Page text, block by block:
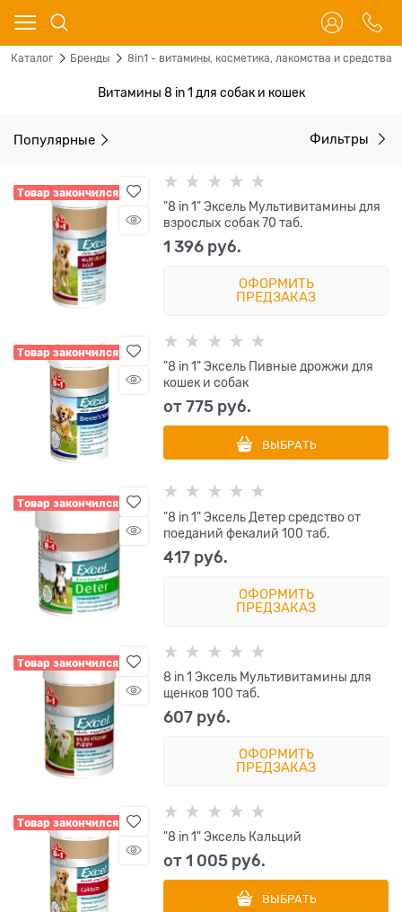
Каталог Бренды 8in1 - витамины, косметика, лакомства и средства
Витамины 8 in 1 для собак и кошек
Популярные Фильтры
Товар закончился
"8 in 1" Эксель Мультивитамины для
взрослых собак 70 таб.
1 396 руб.
ОФОРМИТЬ
ПРЕДЗАКАЗ
Товар закончился
"8 in 1" Эксель Пивные дрожжи для
кошек и собак
от775 руб.
ВЫБРАТЬ
Товар закончился
"8 in 1" Эксель Детер средство от
поеданий фекалий 100 таб.
417 руб.
ОФОРМИТЬ
ПРЕДЗАКАЗ
Товар закончился
8 in 1 Эксель Мультивитамины для
щенков 100 таб.
607 руб.
ОФОРМИТЬ
ПРЕДЗАКАЗ
Товар закончился
"8 in 1" Эксель Кальций
от1 005 руб.
ВЫБРАТЬ